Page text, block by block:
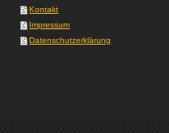
Kontakt
Impressum
Datenschutzerklärung